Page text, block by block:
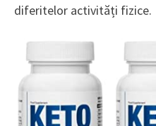
diferitelor activități fizice.